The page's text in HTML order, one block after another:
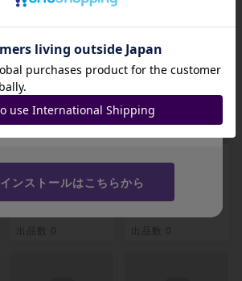
R 106/095
出品数 0
07/095
出品数 0
招待コード
JA9XS8
コピーする
インストールはこちらから